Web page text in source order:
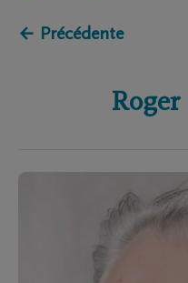
← Précédente
Roger